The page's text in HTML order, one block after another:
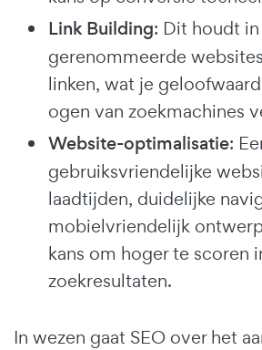
Link Building: Dit houdt
gerenommeerde
linken, wat je
ogen van zoekmachines
Website-optimalisatie:
gebruiksvriendelijke
laadtijden, duidelijke
mobielvriendelijk
kans om hoger te scoren
zoekresultaten.
In wezen gaat SEO over het